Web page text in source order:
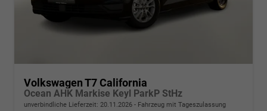
Volkswagen T7 California
Ocean AHK Markise Keyl ParkP StHz
unverbindliche Lieferzeit: 20.11.2026 Fahrzeug mit Tageszulassung